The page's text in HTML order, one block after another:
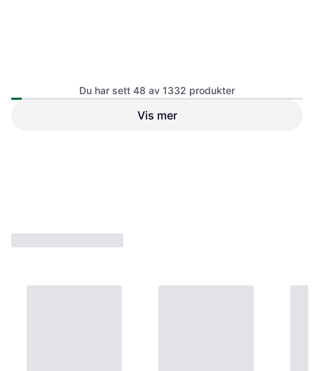
Herma Removable Labels A4
Etikett
Du har sett 48 av 1332 produkter
Vis mer